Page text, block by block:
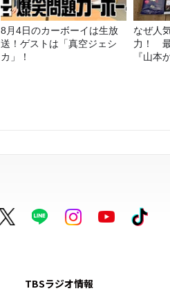
8月4日のカーボーイは生放
送！ゲストは「真空ジェシ
カ」！
なぜ人
力！ 最
『山本
ば」』
TBSラジオ情報